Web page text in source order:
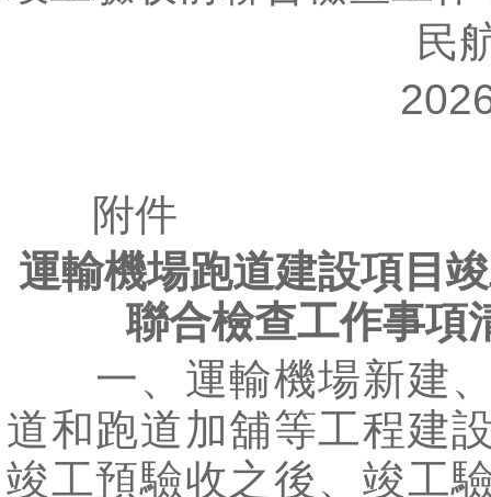
民航
2026
附件
運輸機場跑道建設項目
聯合檢查工作事項
一、運輸機場新建、
道和跑道加舖等工程建
竣工預驗收之後、竣工